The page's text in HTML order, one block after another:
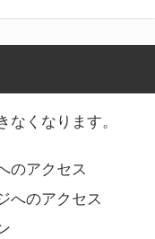
くなります。
のアクセス
へのアクセス